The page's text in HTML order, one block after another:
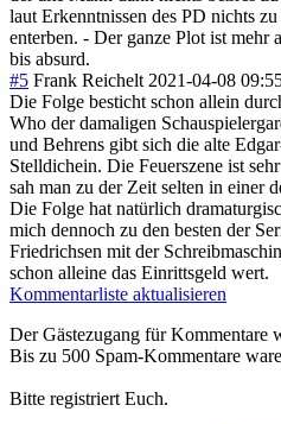
laut Erkenntnissen des PD nichts
enterben. - Der ganze Plot ist mehr
bis absurd.
#5 Frank Reichelt 2021-04-08
Die Folge besticht schon allein
Who der damaligen
und Behrens gibt sich die alte
Stelldichein. Die Feuerszene ist
sah man zu der Zeit selten in einer
Die Folge hat natürlich
mich dennoch zu den besten der
Friedrichsen mit der
schon alleine das Einrittsgeld wert.
Kommentarliste aktualisieren
Der Gästezugang für Kommentare
Bis zu 500 Spam-Kommentare
Bitte registriert Euch.